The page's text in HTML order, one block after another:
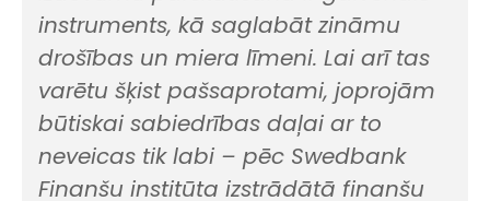
instruments, kā saglabāt zināmu
drošības un miera līmeni. Lai arī tas
varētu šķist pašsaprotami, joprojām
būtiskai sabiedrības daļai ar to
neveicas tik labi – pēc Swedbank
Finanšu institūta izstrādātā finanšu